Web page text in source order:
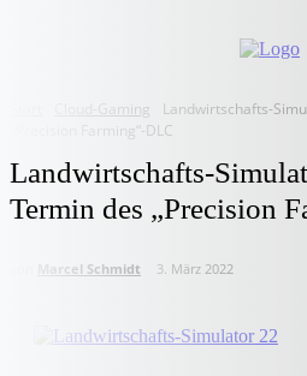
Cloud-Gaming
Landwirtschafts-
„Precision Farming“-DLC
Landwirtschafts-
Termin des „Precision
Marcel Schmidt 3. März 2022